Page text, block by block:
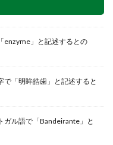
enzyme」と記述するとの
で「明眸皓歯」と記述すると
ガル語で「Bandeirante」と